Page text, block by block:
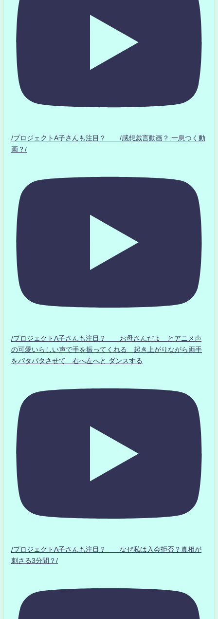
/プロジェクトA子さんも注目？ /感想戯言動画？.一息つく動
画？/
/プロジェクトA子さんも注目？ お母さんだよ とアニメ声
の可愛いらしい声で手を振ってくれる 起き上がりながら両手
をパタパタさせて 右へ左へと ダンスする
/プロジェクトA子さんも注目？ なぜ私は入会拒否？真相が
刺さる3分間？/